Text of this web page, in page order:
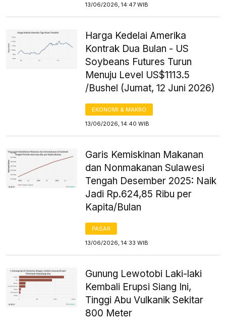
13/06/2026, 14:47 WIB
Harga Kedelai Amerika
Kontrak Dua Bulan - US
Soybeans Futures Turun
Menuju Level US$1113.5
/Bushel (Jumat, 12 Juni 2026)
EKONOMI & MAKRO
13/06/2026, 14:40 WIB
Garis Kemiskinan Makanan
dan Nonmakanan Sulawesi
Tengah Desember 2025: Naik
Jadi Rp.624,85 Ribu per
Kapita/Bulan
PASAR
13/06/2026, 14:33 WIB
Gunung Lewotobi Laki-laki
Kembali Erupsi Siang Ini,
Tinggi Abu Vulkanik Sekitar
800 Meter